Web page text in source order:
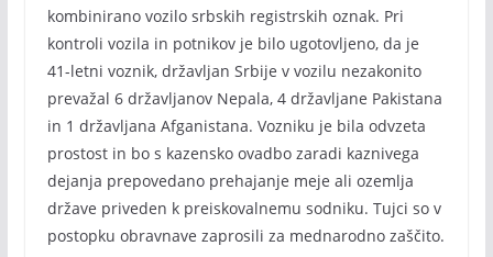
kombinirano vozilo srbskih registrskih oznak. Pri
kontroli vozila in potnikov je bilo ugotovljeno, da je
41-letni voznik, državljan Srbije v vozilu nezakonito
prevažal 6 državljanov Nepala, 4 državljane Pakistana
in 1 državljana Afganistana. Vozniku je bila odvzeta
prostost in bo s kazensko ovadbo zaradi kaznivega
dejanja prepovedano prehajanje meje ali ozemlja
države priveden k preiskovalnemu sodniku. Tujci so v
postopku obravnave zaprosili za mednarodno zaščito.